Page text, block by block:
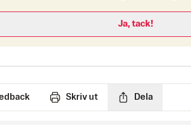
Ja, tack!
Skriv ut Dela